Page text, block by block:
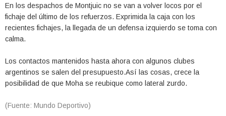
En los despachos de Montjuic no se van a volver locos por el
fichaje del último de los refuerzos. Exprimida la caja con los
recientes fichajes, la llegada de un defensa izquierdo se toma con
calma.
Los contactos mantenidos hasta ahora con algunos clubes
argentinos se salen del presupuesto.Así las cosas, crece la
posibilidad de que Moha se reubique como lateral zurdo.
(Fuente: Mundo Deportivo)